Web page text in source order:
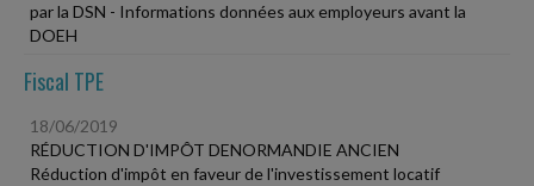
par la DSN - Informations données aux employeurs avant la
DOEH
Fiscal TPE
18/06/2019
RÉDUCTION D'IMPÔT DENORMANDIE ANCIEN
Réduction d'impôt en faveur de l'investissement locatif